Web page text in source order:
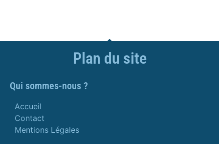
Plan du site
Qui sommes-nous ?
Accueil
Contact
Mentions Légales